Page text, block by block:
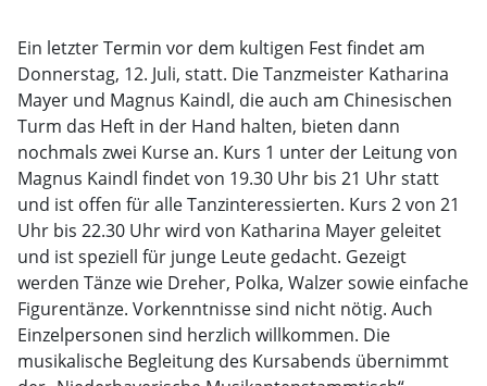
Ein letzter Termin vor dem kultigen Fest findet am
Donnerstag, 12. Juli, statt. Die Tanzmeister Katharina
Mayer und Magnus Kaindl, die auch am Chinesischen
Turm das Heft in der Hand halten, bieten dann
nochmals zwei Kurse an. Kurs 1 unter der Leitung von
Magnus Kaindl findet von 19.30 Uhr bis 21 Uhr statt
und ist offen für alle Tanzinteressierten. Kurs 2 von 21
Uhr bis 22.30 Uhr wird von Katharina Mayer geleitet
und ist speziell für junge Leute gedacht. Gezeigt
werden Tänze wie Dreher, Polka, Walzer sowie einfache
Figurentänze. Vorkenntnisse sind nicht nötig. Auch
Einzelpersonen sind herzlich willkommen. Die
musikalische Begleitung des Kursabends übernimmt